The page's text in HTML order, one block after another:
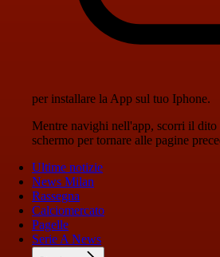
per installare la App sul tuo Iphone.
Mentre navighi nell'app, scorri il dito
schermo per tornare alle pagine
Ultime notizie
News Milan
Rassegna
Calciomercato
Pagelle
Serie A News